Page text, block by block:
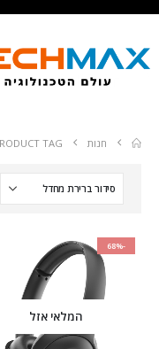
חנות TAG -
-68%
המלאי אזל